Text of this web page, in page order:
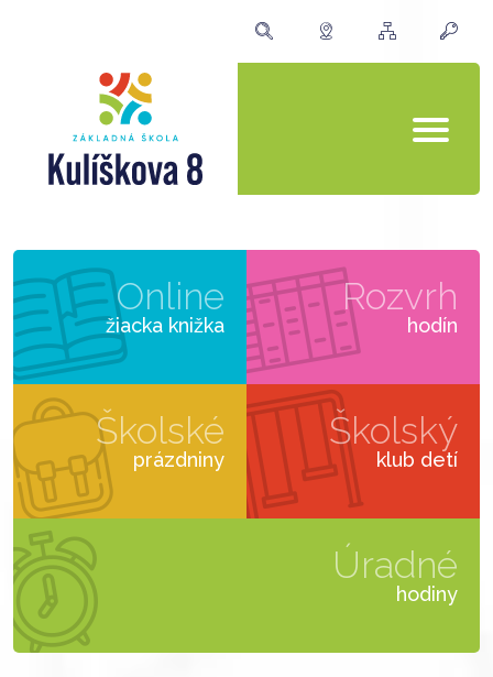
Online
žiacka knižka
Rozvrh
hodín
Školské
prázdniny
Školský
klub detí
Úradné
hodiny